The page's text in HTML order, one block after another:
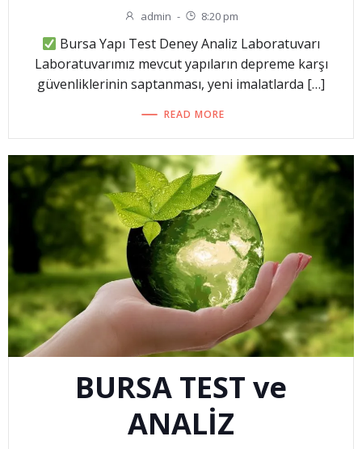
admin - 8:20 pm
Bursa Yapı Test Deney Analiz Laboratuvarı
Laboratuvarımız mevcut yapıların depreme karşı
güvenliklerinin saptanması, yeni imalatlarda […]
READ MORE
BURSA TEST ve
ANALİZ